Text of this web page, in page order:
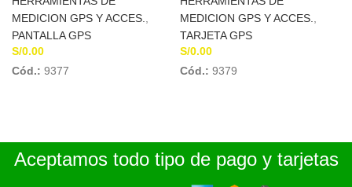
MEDICION GPS Y ACCES.
PANTALLA GPS
S/0.00
Cód.: 9377
MEDICION GPS Y ACCES.
TARJETA GPS
S/0.00
Cód.: 9379
Aceptamos todo tipo de pago y tarjetas